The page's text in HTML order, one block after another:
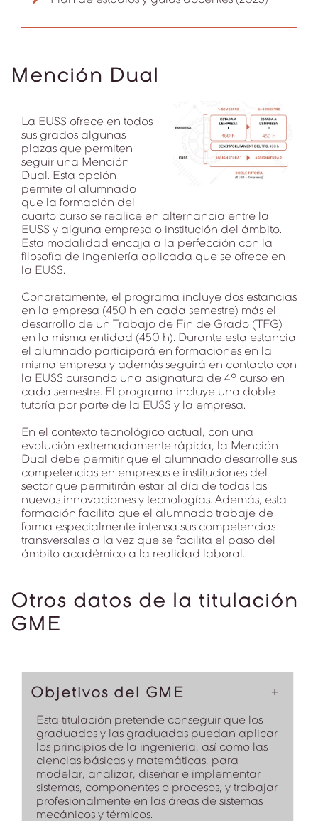
Mención Dual
La EUSS ofrece en todos
sus grados algunas
plazas que permiten
seguir una Mención
Dual. Esta opción
permite al alumnado
que la formación del
cuarto curso se realice en alternancia entre la
EUSS y alguna empresa o institución del ámbito.
Esta modalidad encaja a la perfección con la
filosofía de ingeniería aplicada que se ofrece en
la EUSS.
Concretamente, el programa incluye dos estancias
en la empresa (450 h en cada semestre) más el
desarrollo de un Trabajo de Fin de Grado (TFG)
en la misma entidad (450 h). Durante esta estancia
el alumnado participará en formaciones en la
misma empresa y además seguirá en contacto con
la EUSS cursando una asignatura de 4º curso en
cada semestre. El programa incluye una doble
tutoría por parte de la EUSS y la empresa.
En el contexto tecnológico actual, con una
evolución extremadamente rápida, la Mención
Dual debe permitir que el alumnado desarrolle sus
competencias en empresas e instituciones del
sector que permitirán estar al día de todas las
nuevas innovaciones y tecnologías. Además, esta
formación facilita que el alumnado trabaje de
forma especialmente intensa sus competencias
transversales a la vez que se facilita el paso del
ámbito académico a la realidad laboral.
Otros datos de la titulación
GME
Objetivos del GME
Esta titulación pretende conseguir que los
graduados y las graduadas puedan aplicar
los principios de la ingeniería, así como las
ciencias básicas y matemáticas, para
modelar, analizar, diseñar e implementar
sistemas, componentes o procesos, y trabajar
profesionalmente en las áreas de sistemas
mecánicos y térmicos.